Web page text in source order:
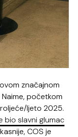
značajnom
početkom
ljeto 2025.
bio slavni glumac
COS je